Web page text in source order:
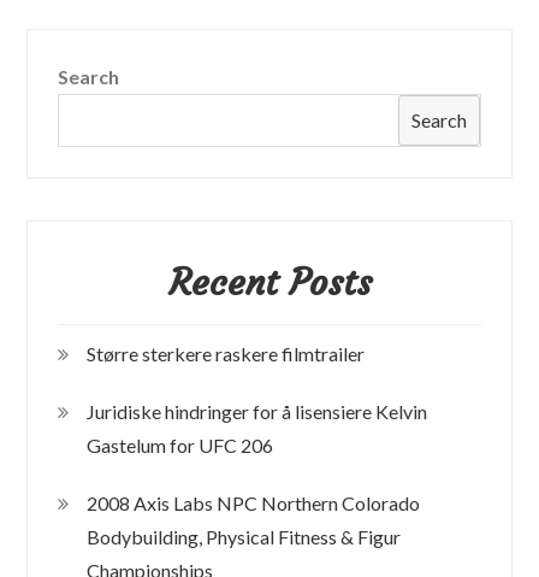
Search
Search
Recent Posts
Større sterkere raskere filmtrailer
Juridiske hindringer for å lisensiere Kelvin
Gastelum for UFC 206
2008 Axis Labs NPC Northern Colorado
Bodybuilding, Physical Fitness & Figur
Championships